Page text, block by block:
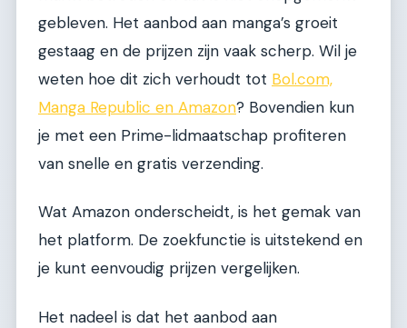
gebleven. Het aanbod aan manga’s groeit
gestaag en de prijzen zijn vaak scherp. Wil je
weten hoe dit zich verhoudt tot Bol.com,
Manga Republic en Amazon? Bovendien kun
je met een Prime-lidmaatschap profiteren
van snelle en gratis verzending.
Wat Amazon onderscheidt, is het gemak van
het platform. De zoekfunctie is uitstekend en
je kunt eenvoudig prijzen vergelijken.
Het nadeel is dat het aanbod aan